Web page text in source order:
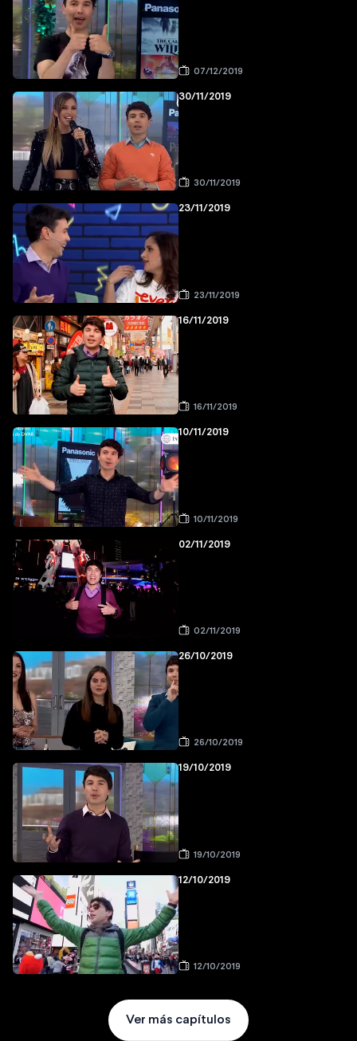
07/12/2019
30/11/2019
30/11/2019
23/11/2019
23/11/2019
16/11/2019
16/11/2019
10/11/2019
10/11/2019
02/11/2019
02/11/2019
26/10/2019
26/10/2019
19/10/2019
19/10/2019
12/10/2019
12/10/2019
Ver más capítulos